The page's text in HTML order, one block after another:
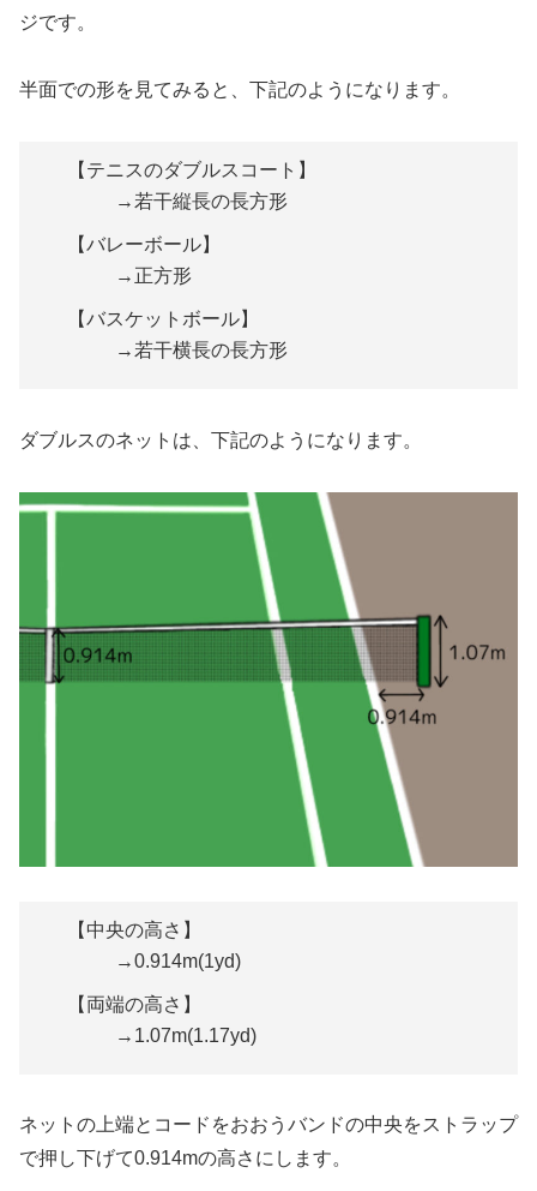
ジです。
半面での形を見てみると、下記のようになります。
【テニスのダブルスコート】
→若干縦長の長方形
【バレーボール】
→正方形
【バスケットボール】
→若干横長の長方形
ダブルスのネットは、下記のようになります。
【中央の高さ】
→0.914m(1yd)
【両端の高さ】
→1.07m(1.17yd)
ネットの上端とコードをおおうバンドの中央をストラップ
で押し下げて0.914mの高さにします。